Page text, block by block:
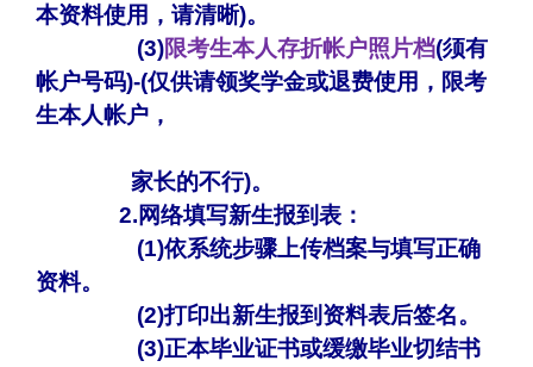
本资料使用，请清晰)。
(3)限考生本人存折帐户照片档(须有
帐户号码)-(仅供请领奖学金或退费使用，限考
生本人帐户，
家长的不行)。
2.网络填写新生报到表：
(1)依系统步骤上传档案与填写正确
资料。
(2)打印出新生报到资料表后签名。
(3)正本毕业证书或缓缴毕业切结书